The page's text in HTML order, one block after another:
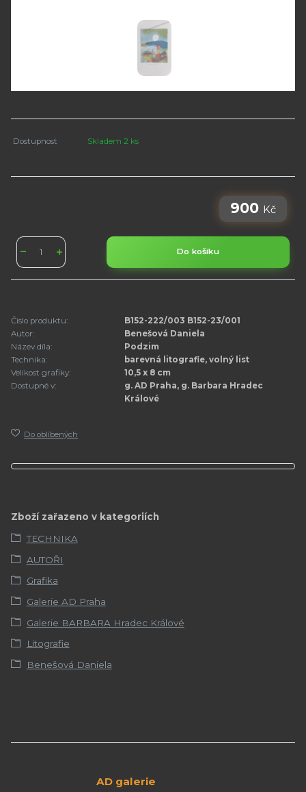
Dostupnost Skladem 2 ks
900 Kč
Do košíku
Číslo produktu:
B152-222/003 B152-23/001
Autor:
Benešová Daniela
Název díla:
Podzim
Technika:
barevná litografie, volný list
Velikost grafiky:
10,5 x 8 cm
Dostupné v:
g. AD Praha, g. Barbara Hradec
Králové
Do oblíbených
Zboží zařazeno v kategoriích
TECHNIKA
AUTOŘI
Grafika
Galerie AD Praha
Galerie BARBARA Hradec Králové
Litografie
Benešová Daniela
AD galerie